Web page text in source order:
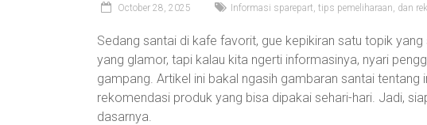
October 28, 2025 Informasi sparepart, tips pemeliharaan, dan
Sedang santai di kafe favorit, gue kepikiran satu topik yang
yang glamor, tapi kalau kita ngerti informasinya, nyari
gampang. Artikel ini bakal ngasih gambaran santai
rekomendasi produk yang bisa dipakai sehari-hari. Jadi,
dasarnya.